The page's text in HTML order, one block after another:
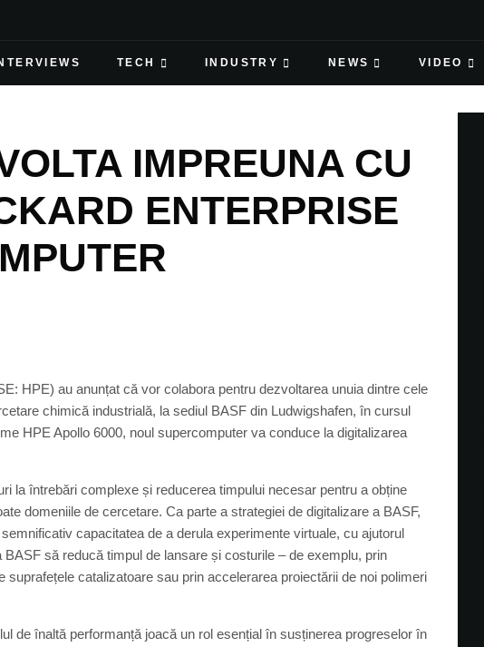
TECH INDUSTRY NEWS VIDEO
IMPREUNA CU
ENTERPRISE
HPE) au anunțat că vor colabora pentru dezvoltarea unuia dintre cele
chimică industrială, la sediul BASF din Ludwigshafen, în cursul
HPE Apollo 6000, noul supercomputer va conduce la digitalizarea
la întrebări complexe și reducerea timpului necesar pentru a obține
domeniile de cercetare. Ca parte a strategiei de digitalizare a BASF,
capacitatea de a derula experimente virtuale, cu ajutorul
să reducă timpul de lansare și costurile – de exemplu, prin
catalizatoare sau prin accelerarea proiectării de noi polimeri
de înaltă performanță joacă un rol esențial în susținerea progreselor în